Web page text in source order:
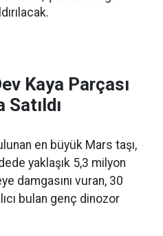
Kaya Parçası
en büyük Mars taşı,
yaklaşık 5,3 milyon
damgasını vuran, 30
bulan genç dinozor